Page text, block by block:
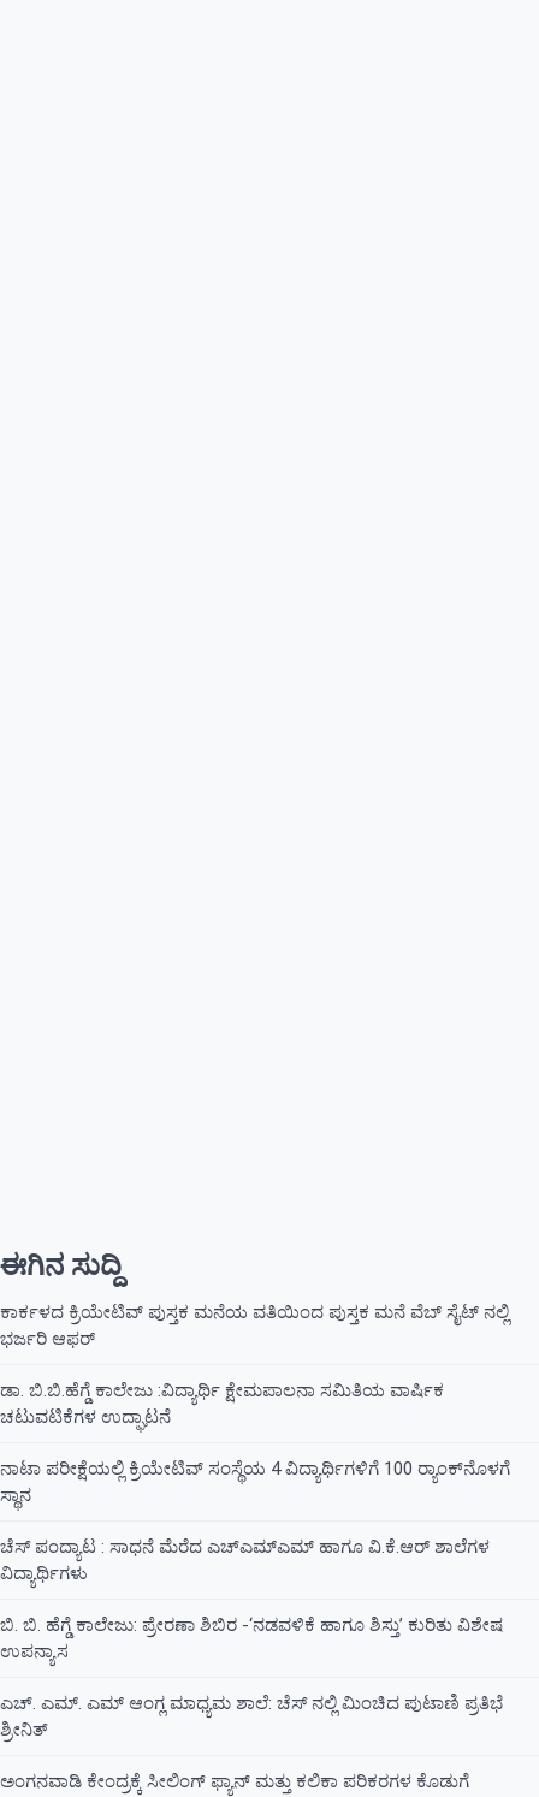
ಈಗಿನ ಸುದ್ದಿ
ಕಾರ್ಕಳದ ಕ್ರಿಯೇಟಿವ್ ಪುಸ್ತಕ ಮನೆಯ ವತಿಯಿಂದ ಪುಸ್ತಕ ಮನೆ ವೆಬ್ ಸೈಟ್ ನಲ್ಲಿ
ಭರ್ಜರಿ ಆಫರ್
ಡಾ. ಬಿ.ಬಿ.ಹೆಗ್ಡೆ ಕಾಲೇಜು :ವಿದ್ಯಾರ್ಥಿ ಕ್ಷೇಮಪಾಲನಾ ಸಮಿತಿಯ ವಾರ್ಷಿಕ
ಚಟುವಟಿಕೆಗಳ ಉದ್ಘಾಟನೆ
ನಾಟಾ ಪರೀಕ್ಷೆಯಲ್ಲಿ ಕ್ರಿಯೇಟಿವ್ ಸಂಸ್ಥೆಯ 4 ವಿದ್ಯಾರ್ಥಿಗಳಿಗೆ 100 ರ‍್ಯಾಂಕ್‌ನೊಳಗೆ
ಸ್ಥಾನ
ಚೆಸ್ ಪಂದ್ಯಾಟ : ಸಾಧನೆ ಮೆರೆದ ಎಚ್ಎಮ್ಎಮ್ ಹಾಗೂ ವಿ.ಕೆ.ಆರ್ ಶಾಲೆಗಳ
ವಿದ್ಯಾರ್ಥಿಗಳು
ಬಿ. ಬಿ. ಹೆಗ್ಡೆ ಕಾಲೇಜು: ಪ್ರೇರಣಾ ಶಿಬಿರ -‘ನಡವಳಿಕೆ ಹಾಗೂ ಶಿಸ್ತು’ ಕುರಿತು ವಿಶೇಷ
ಉಪನ್ಯಾಸ
ಎಚ್. ಎಮ್. ಎಮ್ ಆಂಗ್ಲ ಮಾಧ್ಯಮ ಶಾಲೆ: ಚೆಸ್ ನಲ್ಲಿ ಮಿಂಚಿದ ಪುಟಾಣಿ ಪ್ರತಿಭೆ
ಶ್ರೀನಿತ್
ಅಂಗನವಾಡಿ ಕೇಂದ್ರಕ್ಕೆ ಸೀಲಿಂಗ್ ಫ್ಯಾನ್ ಮತ್ತು ಕಲಿಕಾ ಪರಿಕರಗಳ ಕೊಡುಗೆ